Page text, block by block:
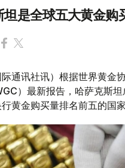
坦是全球五大黄金购
际通讯社讯）根据世界黄金
）最新报告，哈萨克斯
黄金购买量排名前五的国家